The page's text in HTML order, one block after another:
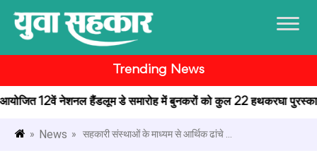
Trending News
12वें नेशनल हैंडलूम डे समारोह में बुनकरों को कुल 22 हथकरघा पुरस्कार
» News » सहकारी संस्थाओं के माध्यम से आर्थिक ढांचे ...